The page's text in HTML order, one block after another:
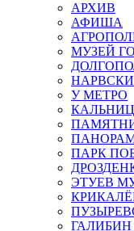
АРХИВ
АФИША
МУЗЕЙ
У МЕТРО
ПАРК
ЭТУЕВ